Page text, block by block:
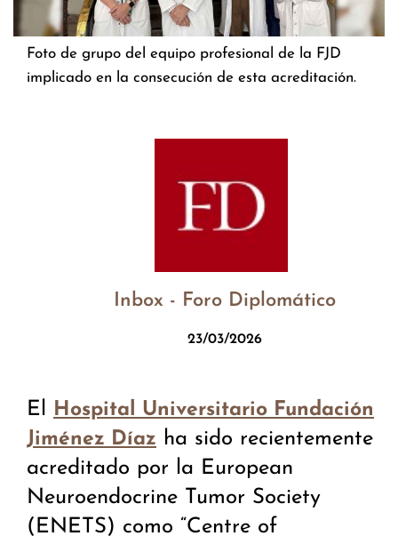
Foto de grupo del equipo profesional de la FJD
implicado en la consecución de esta acreditación.
Inbox - Foro Diplomático
23/03/2026
El Hospital Universitario Fundación
Jiménez Díaz ha sido recientemente
acreditado por la European
Neuroendocrine Tumor Society
(ENETS) como “Centre of